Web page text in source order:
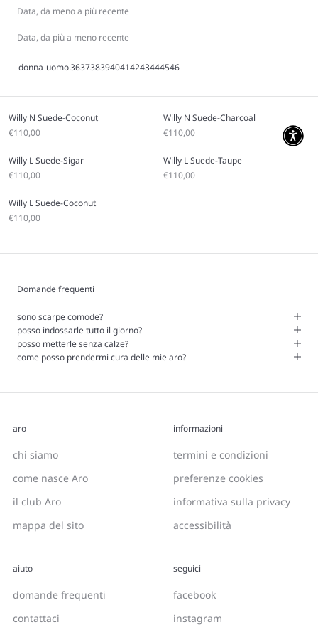
Data, da meno a più recente
Data, da più a meno recente
donna uomo3637383940414243444546
Willy N Suede-Coconut
Prezzo scontato
€110,00
Willy N Suede-Charcoal
Prezzo scontato
€110,00
Willy L Suede-Sigar
Prezzo scontato
€110,00
Willy L Suede-Taupe
Prezzo scontato
€110,00
Willy L Suede-Coconut
Prezzo scontato
€110,00
Domande frequenti
sono scarpe comode?
posso indossarle tutto il giorno?
posso metterle senza calze?
come posso prendermi cura delle mie aro?
aro
chi siamo
come nasce Aro
il club Aro
mappa del sito
informazioni
termini e condizioni
preferenze cookies
informativa sulla privacy
accessibilità
aiuto
domande frequenti
contattaci
seguici
facebook
instagram